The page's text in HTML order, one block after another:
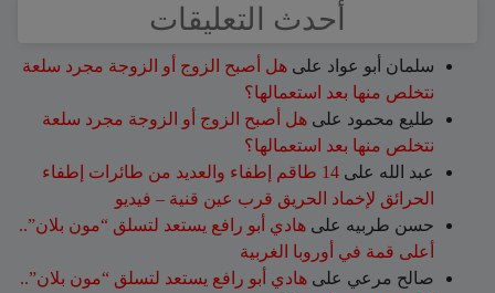
أحدث التعليقات
سلمان أبو عواد على هل أصبح الزوج أو الزوجة مجرد سلعة
نتخلص منها بعد استعمالها؟
طليع محمود على هل أصبح الزوج أو الزوجة مجرد سلعة
نتخلص منها بعد استعمالها؟
عبد الله على
14 طاقم إطفاء والعديد من طائرات إطفاء
الحرائق لإخماد الحريق قرب عين قنية – فيديو
حسن طربيه على هادي أبو رافع يستعد لتسلق “مون بلان”..
أعلى قمة في أوروبا الغربية
صالح مرعي على هادي أبو رافع يستعد لتسلق “مون بلان”..